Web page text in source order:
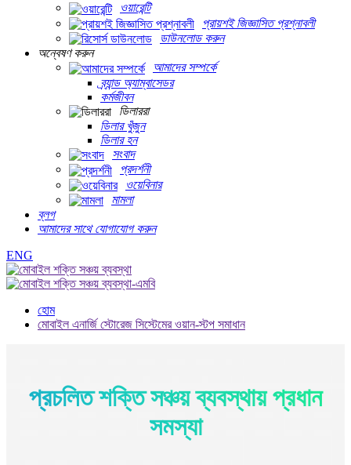
ওয়ারেন্টি
প্রায়শই জিজ্ঞাসিত প্রশ্নাবলী
ডাউনলোড করুন
অন্বেষণ করুন
আমাদের সম্পর্কে
ব্র্যান্ড অ্যাম্বাসেডর
কর্মজীবন
ডিলাররা
ডিলার খুঁজুন
ডিলার হন
সংবাদ
প্রদর্শনী
ওয়েবিনার
মামলা
ব্লগ
আমাদের সাথে যোগাযোগ করুন
ENG
হোম
মোবাইল এনার্জি স্টোরেজ সিস্টেমের ওয়ান-স্টপ সমাধান
প্রচলিত শক্তি সঞ্চয় ব্যবস্থায় প্রধান
সমস্যা